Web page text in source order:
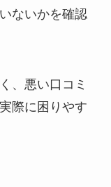
ないかを確認
、悪い口コミ
際に困りやす